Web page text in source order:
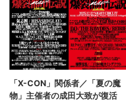
「X-CON」関係者／「夏の魔
物」主催者の成田大致が復活